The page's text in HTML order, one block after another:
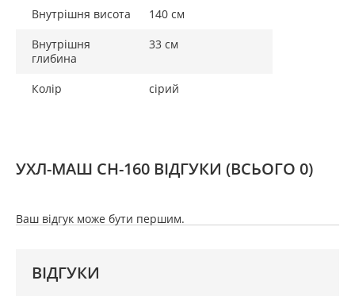
Внутрішня висота
140 см
Внутрішня
глибина
33 см
Колір сірий
УХЛ-МАШ СН-160 ВІДГУКИ (ВСЬОГО 0)
Ваш відгук може бути першим.
ВІДГУКИ